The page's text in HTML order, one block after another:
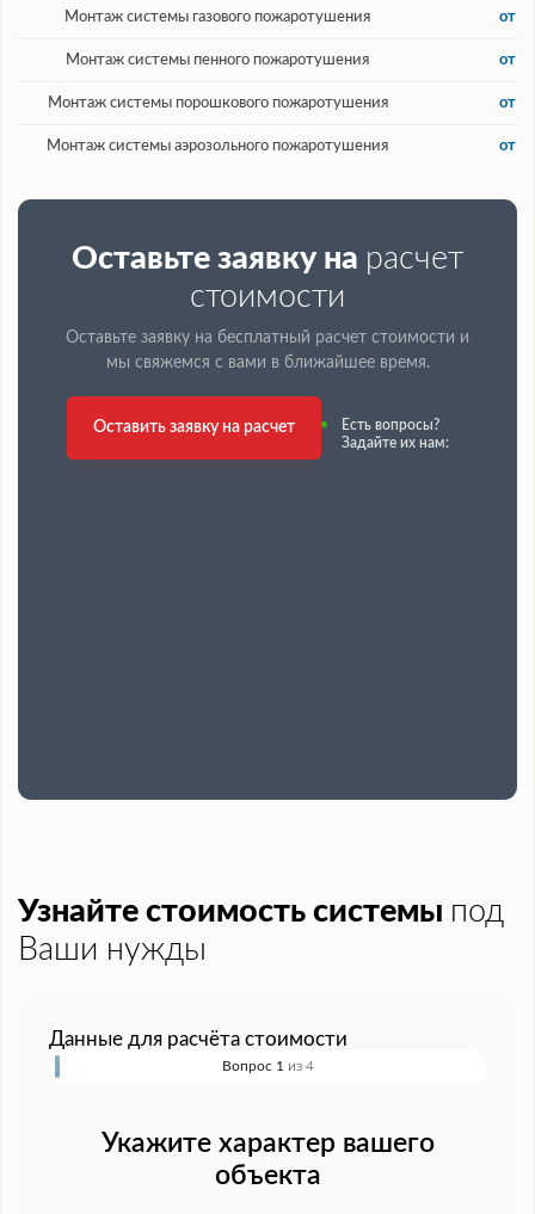
Монтаж системы газового пожаротушения от
Монтаж системы пенного пожаротушения от
Монтаж системы порошкового пожаротушения от
Монтаж системы аэрозольного пожаротушения от
Оставьте заявку на расчет
стоимости
Оставьте заявку на бесплатный расчет стоимости и
мы свяжемся с вами в ближайшее время.
Оставить заявку на расчет
Есть вопросы?
Задайте их нам:
Узнайте стоимость системы под
Ваши нужды
Данные для расчёта стоимости
Вопрос 1 из 4
Укажите характер вашего
объекта